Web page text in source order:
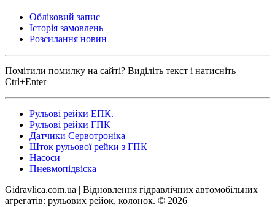
Обліковий запис
Історія замовлень
Розсилання новин
Помітили помилку на сайті? Виділіть текст і натисніть
Ctrl+Enter
Рульові рейки ЕПК.
Рульові рейки ГПК
Датчики Сервотроніка
Шток рульової рейки з ГПК
Насоси
Пневмопідвіска
Gidravlica.com.ua | Відновлення гідравлічних автомобільних
агрегатів: рульових рейок, колонок. © 2026